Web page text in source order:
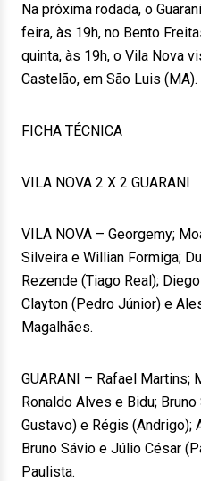
Na próxima rodada, o
feira, às 19h, no Bento
quinta, às 19h, o Vila Nova
Castelão, em São Luis (MA).
FICHA TÉCNICA
VILA NOVA 2 X 2 GUARANI
VILA NOVA – Georgemy;
Silveira e Willian Formiga;
Rezende (Tiago Real);
Clayton (Pedro Júnior) e
Magalhães.
GUARANI – Rafael Martins;
Ronaldo Alves e Bidu;
Gustavo) e Régis (Andrigo);
Bruno Sávio e Júlio César
Paulista.